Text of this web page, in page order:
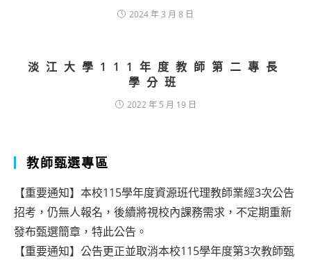
2024 年 3 月 8 日
淡江大學111年度教師第二專長
學分班
2022 年 5 月 19 日
教師甄選專區
【重要通知】本校115學年度資源班代理教師業經3次公告
招考，仍無人報名，後續將視校內課務需求，不定期重新
發布甄選簡章，特此公告。
【重要通知】公告更正並取消本校115學年度第3次教師甄